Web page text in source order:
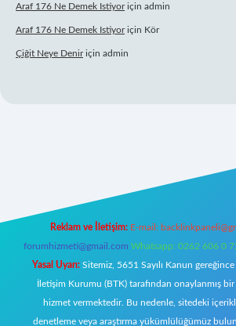
Araf 176 Ne Demek Istiyoriçin admin
Araf 176 Ne Demek Istiyoriçin Kör
Çiğit Neye Deniriçin admin
Reklam ve İletişim: E-mail:
forumhizmeti@gmail.com Whatsapp: 0262 606 0
Yasal Uyarı: Sitemiz, 5651 Sayılı Kanun
İletişim Kurumu (BTK) tarafından onaylanmış bir
hizmet vermektedir. Bu nedenle, sitedeki
denetleme veya araştırma yükümlülüğümüz